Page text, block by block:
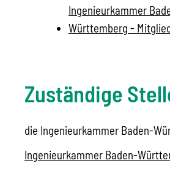
Ingenieurkammer
Württemberg -
Zuständige
die Ingenieurkammer Baden-
Ingenieurkammer Baden-